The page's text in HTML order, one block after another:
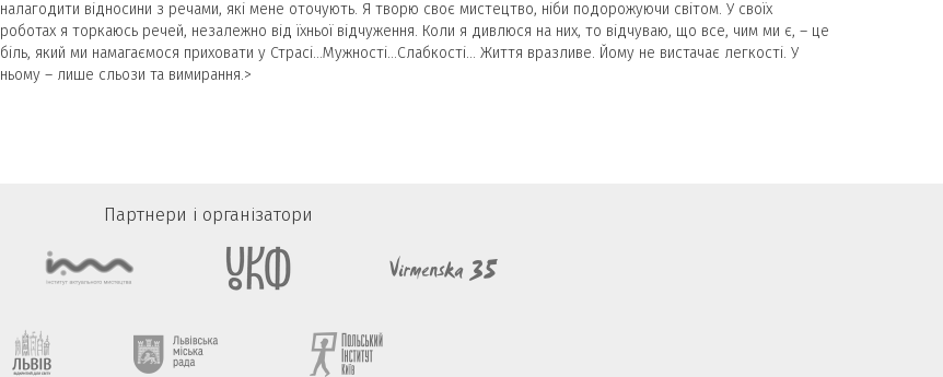
налагодити відносини з речами, які мене оточують. Я творю своє мистецтво, ніби подорожуючи світом. У своїх
роботах я торкаюсь речей, незалежно від їхньої відчуження. Коли я дивлюся на них, то відчуваю, що все, чим ми є, – це
біль, який ми намагаємося приховати у Страсі…Мужності…Слабкості… Життя вразливе. Йому не вистачає легкості. У
ньому – лише сльози та вимирання.>
Партнери і організатори